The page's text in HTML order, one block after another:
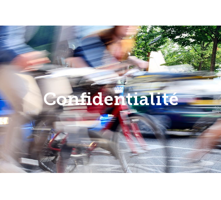
Confidentialité